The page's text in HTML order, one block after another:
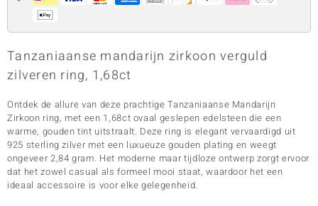
Tanzaniaanse mandarijn zirkoon verguld
zilveren ring, 1,68ct
Ontdek de allure van deze prachtige Tanzaniaanse Mandarijn
Zirkoon ring, met een 1,68ct ovaal geslepen edelsteen die een
warme, gouden tint uitstraalt. Deze ring is elegant vervaardigd uit
925 sterling zilver met een luxueuze gouden plating en weegt
ongeveer 2,84 gram. Het moderne maar tijdloze ontwerp zorgt ervoor
dat het zowel casual als formeel mooi staat, waardoor het een
ideaal accessoire is voor elke gelegenheid.